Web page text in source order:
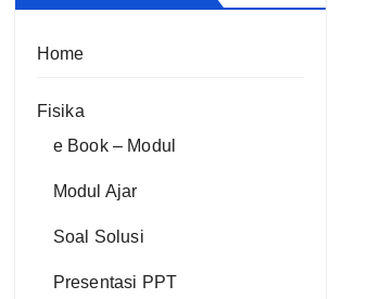
Home
Fisika
e Book – Modul
Modul Ajar
Soal Solusi
Presentasi PPT